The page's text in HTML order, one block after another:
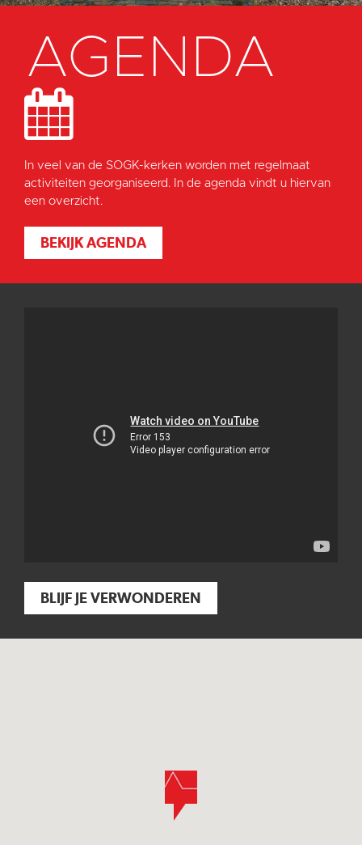
AGENDA
In veel van de SOGK-kerken worden met regelmaat
activiteiten georganiseerd. In de agenda vindt u hiervan
een overzicht.
BEKIJK AGENDA
BLIJF JE VERWONDEREN